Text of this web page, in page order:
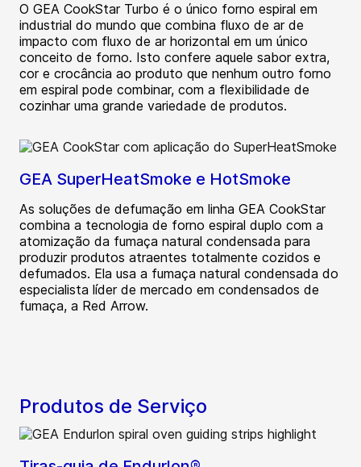
O GEA CookStar Turbo é o único forno espiral em
industrial do mundo que combina fluxo de ar de
impacto com fluxo de ar horizontal em um único
conceito de forno. Isto confere aquele sabor extra,
cor e crocância ao produto que nenhum outro forno
em espiral pode combinar, com a flexibilidade de
cozinhar uma grande variedade de produtos.
GEA SuperHeatSmoke e HotSmoke
As soluções de defumação em linha GEA CookStar
combina a tecnologia de forno espiral duplo com a
atomização da fumaça natural condensada para
produzir produtos atraentes totalmente cozidos e
defumados. Ela usa a fumaça natural condensada do
especialista líder de mercado em condensados de
fumaça, a Red Arrow.
Produtos de Serviço